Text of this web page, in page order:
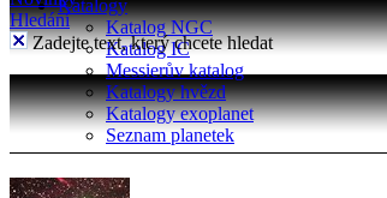
Katalogy
Katalog NGC
Katalog IC
Messierův katalog
Katalogy hvězd
Katalogy exoplanet
Seznam planetek
Hledání
Zadejte text, který chcete hledat